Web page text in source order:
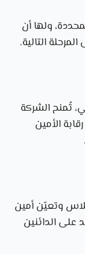
ولها أن
التالية.
تُمنح الشركة
الأمين
وتعيّن أمين
على الدائنين